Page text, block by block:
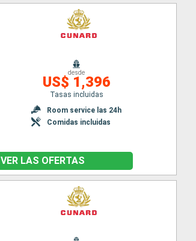
desde
US$ 1,396
Tasas incluidas
Room service las 24h
Comidas incluidas
VER LAS OFERTAS